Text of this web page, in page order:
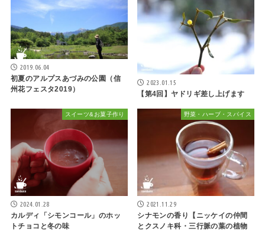
2019.06.04
初夏のアルプスあづみの公園（信
州花フェスタ2019）
2023.01.15
【第4回】ヤドリギ差し上げます
スイーツ&お菓子作り
2024.01.28
カルディ「シモンコール」のホッ
トチョコと冬の味
野菜・ハーブ・スパイス
2021.11.29
シナモンの香り【ニッケイの仲間
とクスノキ科・三行脈の葉の植物